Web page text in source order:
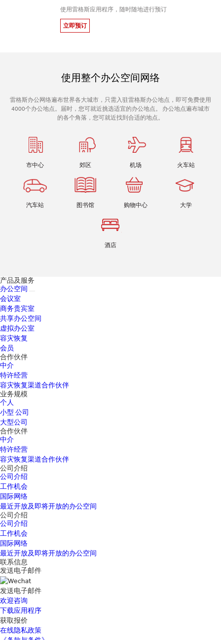
使用雷格斯应用程序，随时随地进行预订
立即预订
使用整个办公空间网络
雷格斯办公网络遍布世界各大城市，只需入驻雷格斯办公地点，即可免费使用
4000个办公地点。届时，您可就近挑选适宜的办公地点。 办公地点遍布城市
的各个角落，您可就近找到合适的地点。
市中心 郊区 机场 火车站
汽车站 图书馆 购物中心 大学
酒店
产品及服务
办公空间
会议室
商务贵宾室
共享办公空间
虚拟办公室
容灾恢复
会员
合作伙伴
中介
特许经营
容灾恢复渠道合作伙伴
业务规模
个人
小型 公司
大型公司
合作伙伴
中介
特许经营
容灾恢复渠道合作伙伴
公司介绍
公司介绍
工作机会
国际网络
最近开放及即将开放的办公空间
公司介绍
公司介绍
工作机会
国际网络
最近开放及即将开放的办公空间
联系信息
发送电子邮件
发送电子邮件
欢迎咨询
下载应用程序
获取报价
在线隐私政策